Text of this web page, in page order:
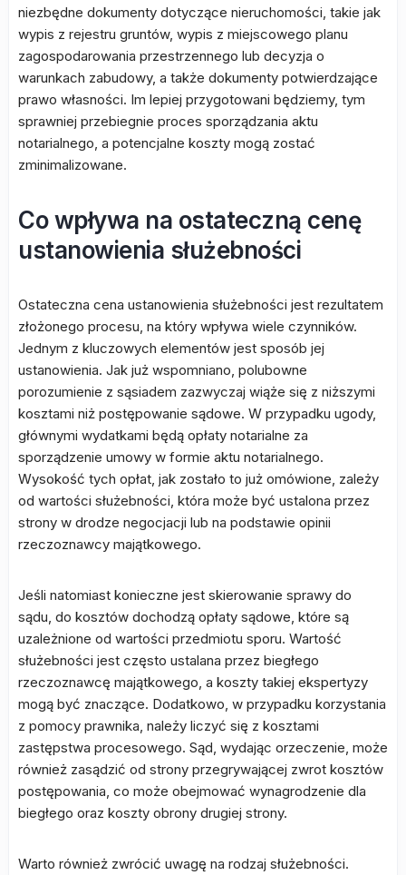
niezbędne dokumenty dotyczące nieruchomości, takie jak
wypis z rejestru gruntów, wypis z miejscowego planu
zagospodarowania przestrzennego lub decyzja o
warunkach zabudowy, a także dokumenty potwierdzające
prawo własności. Im lepiej przygotowani będziemy, tym
sprawniej przebiegnie proces sporządzania aktu
notarialnego, a potencjalne koszty mogą zostać
zminimalizowane.
Co wpływa na ostateczną cenę
ustanowienia służebności
Ostateczna cena ustanowienia służebności jest rezultatem
złożonego procesu, na który wpływa wiele czynników.
Jednym z kluczowych elementów jest sposób jej
ustanowienia. Jak już wspomniano, polubowne
porozumienie z sąsiadem zazwyczaj wiąże się z niższymi
kosztami niż postępowanie sądowe. W przypadku ugody,
głównymi wydatkami będą opłaty notarialne za
sporządzenie umowy w formie aktu notarialnego.
Wysokość tych opłat, jak zostało to już omówione, zależy
od wartości służebności, która może być ustalona przez
strony w drodze negocjacji lub na podstawie opinii
rzeczoznawcy majątkowego.
Jeśli natomiast konieczne jest skierowanie sprawy do
sądu, do kosztów dochodzą opłaty sądowe, które są
uzależnione od wartości przedmiotu sporu. Wartość
służebności jest często ustalana przez biegłego
rzeczoznawcę majątkowego, a koszty takiej ekspertyzy
mogą być znaczące. Dodatkowo, w przypadku korzystania
z pomocy prawnika, należy liczyć się z kosztami
zastępstwa procesowego. Sąd, wydając orzeczenie, może
również zasądzić od strony przegrywającej zwrot kosztów
postępowania, co może obejmować wynagrodzenie dla
biegłego oraz koszty obrony drugiej strony.
Warto również zwrócić uwagę na rodzaj służebności.